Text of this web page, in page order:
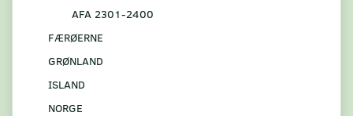
AFA 2301-2400
FÆRØERNE
GRØNLAND
ISLAND
NORGE